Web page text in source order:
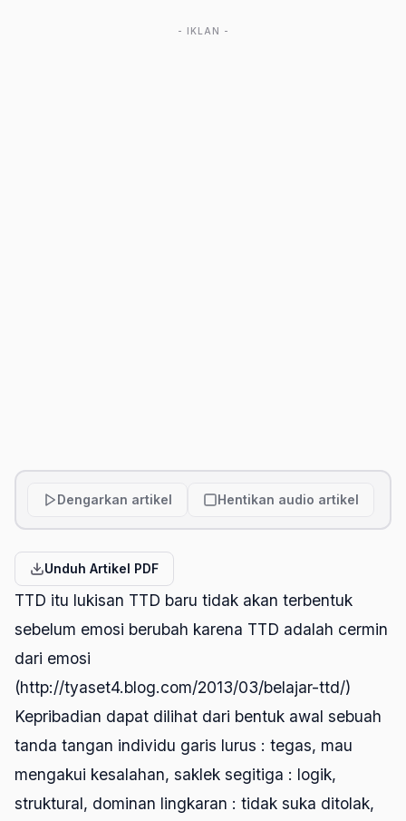
- IKLAN -
Dengarkan artikel Hentikan audio artikel
Unduh Artikel PDF
TTD itu lukisan TTD baru tidak akan terbentuk
sebelum emosi berubah karena TTD adalah cermin
dari emosi
(http://tyaset4.blog.com/2013/03/belajar-ttd/)
Kepribadian dapat dilihat dari bentuk awal sebuah
tanda tangan individu garis lurus : tegas, mau
mengakui kesalahan, saklek segitiga : logik,
struktural, dominan lingkaran : tidak suka ditolak,